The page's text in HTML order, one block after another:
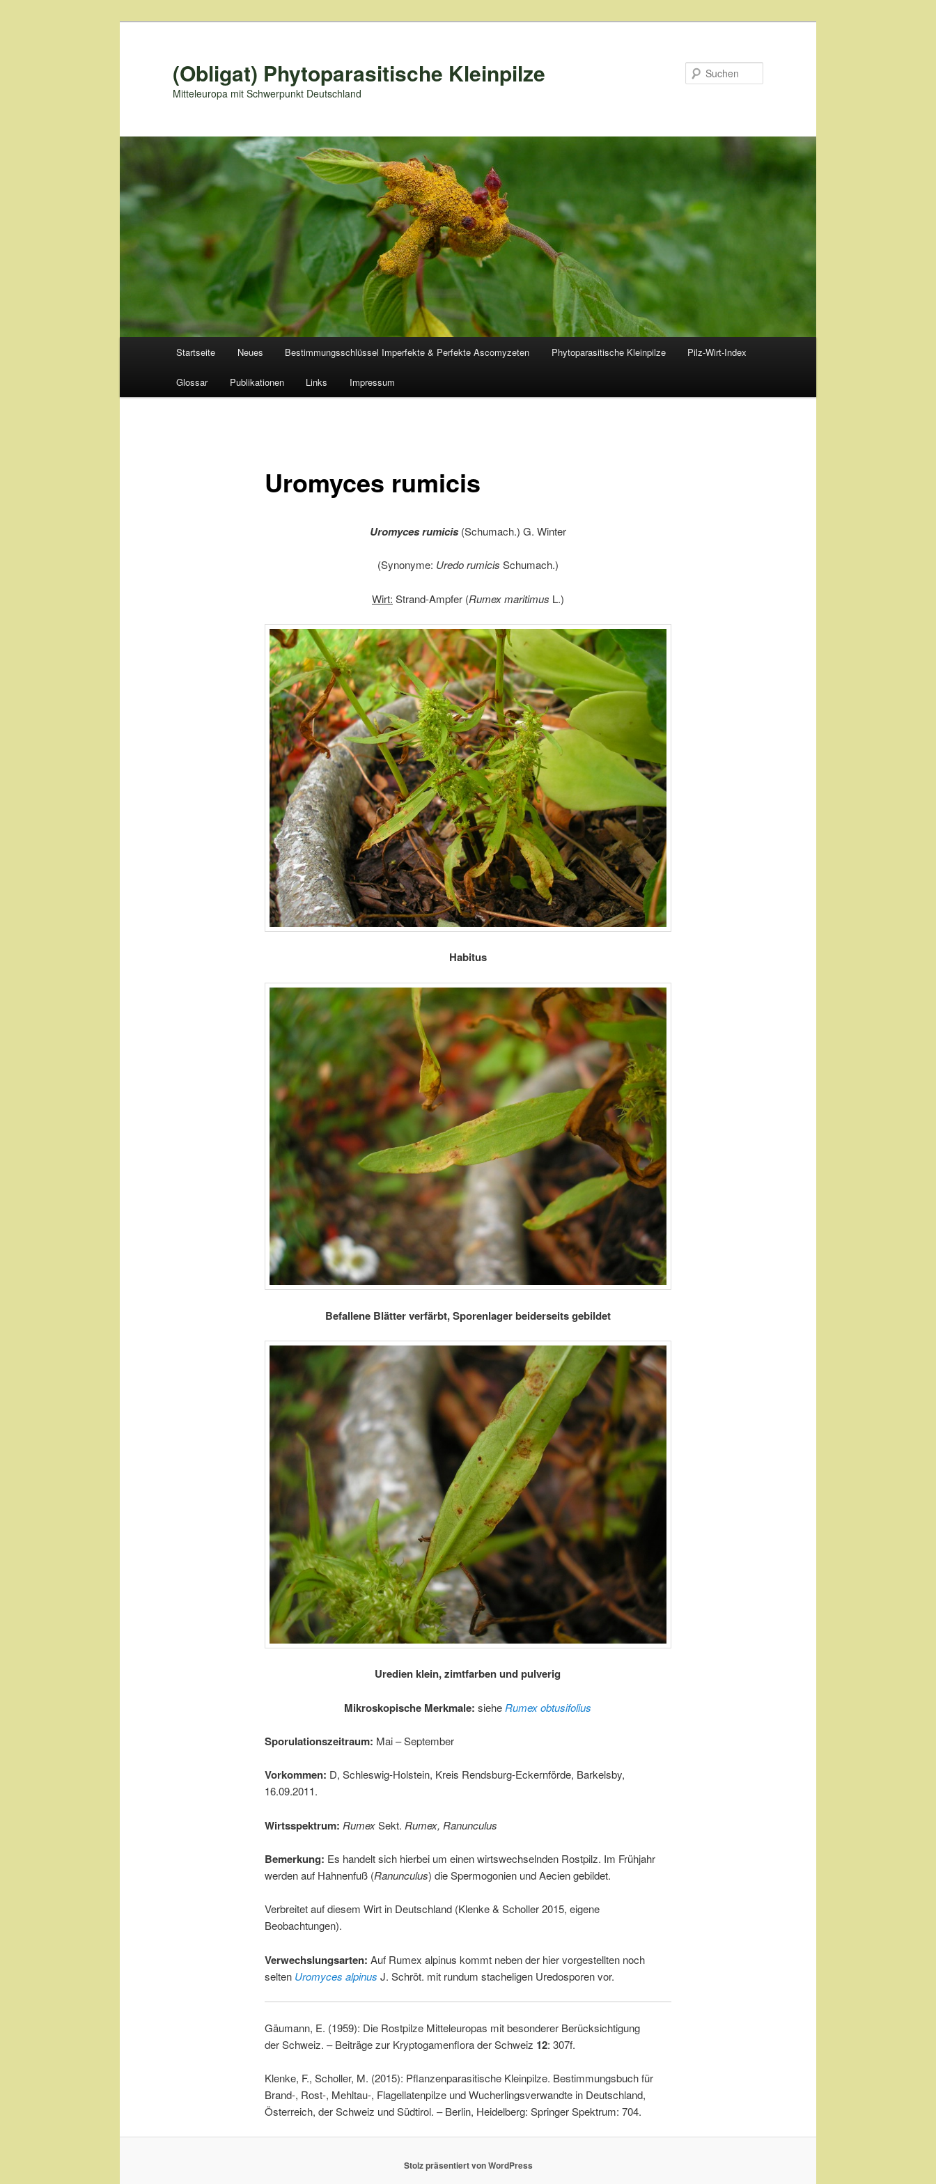
(Obligat) Phytoparasitische Kleinpilze
Mitteleuropa mit Schwerpunkt Deutschland
Startseite Neues Bestimmungsschlüssel Imperfekte & Perfekte Ascomyzeten Phytoparasitische Kleinpilze Pilz-Wirt-Index
Glossar Publikationen Links Impressum
Uromyces rumicis
Uromyces rumicis (Schumach.) G. Winter
(Synonyme: Uredo rumicis Schumach.)
Wirt: Strand-Ampfer (Rumex maritimus L.)
Habitus
Befallene Blätter verfärbt, Sporenlager beiderseits gebildet
Uredien klein, zimtfarben und pulverig
Mikroskopische Merkmale: siehe Rumex obtusifolius
Sporulationszeitraum: Mai – September
Vorkommen: D, Schleswig-Holstein, Kreis Rendsburg-Eckernförde, Barkelsby,
16.09.2011.
Wirtsspektrum: RumexSekt. Rumex, Ranunculus
Bemerkung: Es handelt sich hierbei um einen wirtswechselnden Rostpilz. Im Frühjahr
werden auf Hahnenfuß (Ranunculus) die Spermogonien und Aecien gebildet.
Verbreitet auf diesem Wirt in Deutschland (Klenke & Scholler 2015, eigene
Beobachtungen).
Verwechslungsarten: Auf Rumex alpinus kommt neben der hier vorgestellten noch
selten Uromyces alpinus J. Schröt. mit rundum stacheligen Uredosporen vor.
Gäumann, E. (1959): Die Rostpilze Mitteleuropas mit besonderer Berücksichtigung
der Schweiz. – Beiträge zur Kryptogamenflora der Schweiz 12: 307f.
Klenke, F., Scholler, M. (2015): Pflanzenparasitische Kleinpilze. Bestimmungsbuch für
Brand-, Rost-, Mehltau-, Flagellatenpilze und Wucherlingsverwandte in Deutschland,
Österreich, der Schweiz und Südtirol. – Berlin, Heidelberg: Springer Spektrum: 704.
Stolz präsentiert von WordPress